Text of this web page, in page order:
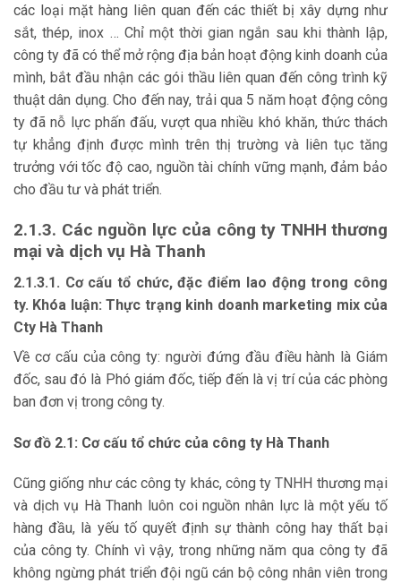
các loại mặt hàng liên quan đến các thiết bị xây dựng như
sắt, thép, inox … Chỉ một thời gian ngắn sau khi thành lập,
công ty đã có thể mở rộng địa bản hoạt động kinh doanh của
mình, bắt đầu nhận các gói thầu liên quan đến công trình kỹ
thuật dân dụng. Cho đến nay, trải qua 5 năm hoạt động công
ty đã nỗ lực phấn đấu, vượt qua nhiều khó khăn, thức thách
tự khẳng định được mình trên thị trường và liên tục tăng
trưởng với tốc độ cao, nguồn tài chính vững mạnh, đảm bảo
cho đầu tư và phát triển.
2.1.3. Các nguồn lực của công ty TNHH thương
mại và dịch vụ Hà Thanh
2.1.3.1. Cơ cấu tổ chức, đặc điểm lao động trong công
ty. Khóa luận: Thực trạng kinh doanh marketing mix của
Cty Hà Thanh
Về cơ cấu của công ty: người đứng đầu điều hành là Giám
đốc, sau đó là Phó giám đốc, tiếp đến là vị trí của các phòng
ban đơn vị trong công ty.
Sơ đồ 2.1: Cơ cấu tổ chức của công ty Hà Thanh
Cũng giống như các công ty khác, công ty TNHH thương mại
và dịch vụ Hà Thanh luôn coi nguồn nhân lực là một yếu tố
hàng đầu, là yếu tố quyết định sự thành công hay thất bại
của công ty. Chính vì vậy, trong những năm qua công ty đã
không ngừng phát triển đội ngũ cán bộ công nhân viên trong